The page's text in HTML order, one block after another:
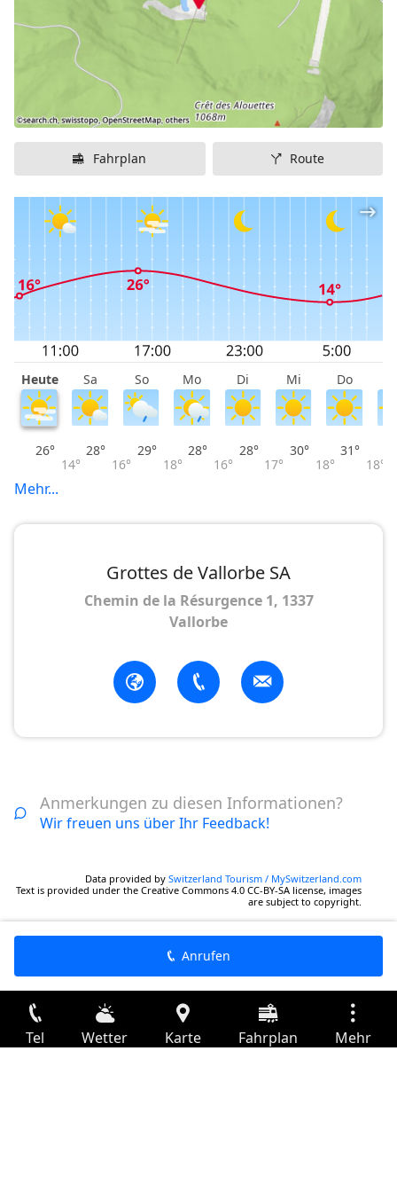
Fahrplan Route
Heute Sa So Mo Di Mi Do
26°
14°
28°
16°
29°
18°
28°
16°
28°
17°
30°
18°
31°
18°
Mehr...
Grottes de Vallorbe SA
Chemin de la Résurgence 1, 1337
Vallorbe
Anmerkungen zu diesen Informationen?
Wir freuen uns über Ihr Feedback!
Data provided by Switzerland Tourism / MySwitzerland.com
Text is provided under the Creative Commons 4.0 CC-BY-SA license, images
are subject to copyright.
Anrufen
Tel Wetter Karte Fahrplan Mehr